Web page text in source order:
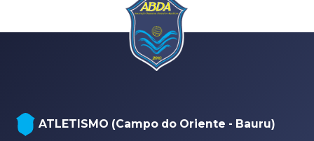
ATLETISMO (Campo do Oriente - Bauru)